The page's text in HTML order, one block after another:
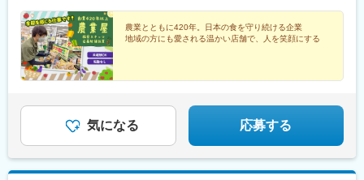
・ベテラン社員が多く、質問や相談がしやすい落ち着いた雰囲気
・繁忙期（決算期、GW、お盆、年末年始）以外は残業ほぼなし
・地元に根差し、腰を据えて長く働ける環境です
■当社で働く魅力
◎ 業界トップクラスの安定企業
国内トップクラスのポジションを確立。
生活に欠かせない食品を扱うため安定性も高く、長く安心して働
ける環境です。
◎ 地元にいながら世界とつながる仕事
国内販売だけでなく海外輸出にも積極的に取り組んでいます。
駅、島田駅(静岡県)、焼津駅、高宮駅(滋賀県)、田原本駅、桜井駅
(奈良県)、御所駅、六田駅、櫟本駅、岩出駅、道成寺駅、隅田駅、
田井ノ瀬駅、三田駅(兵庫県)、土山駅、本竜野駅、鳴門駅、羽黒駅
(愛知県)、半田口駅、近鉄御所駅
農業とともに420年。日本の食を守り続ける企業
地域の方にも愛される温かい店舗で、人を笑顔にする
気になる 応募する